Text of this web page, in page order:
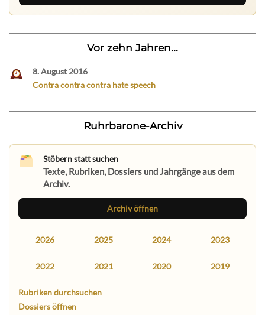
Vor zehn Jahren...
8. August 2016
Contra contra contra hate speech
Ruhrbarone-Archiv
Stöbern statt suchen
Texte, Rubriken, Dossiers und Jahrgänge aus dem
Archiv.
Archiv öffnen
2026 2025 2024 2023
2022 2021 2020 2019
Rubriken durchsuchen
Dossiers öffnen